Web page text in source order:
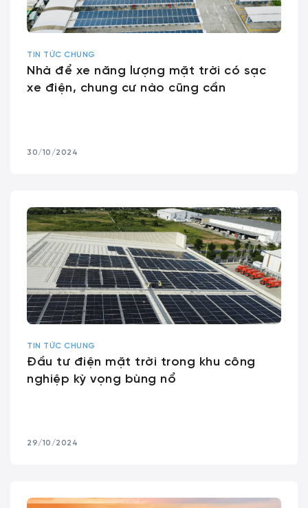
TIN TỨC CHUNG
Nhà để xe năng lượng mặt trời có sạc
xe điện, chung cư nào cũng cần
30/10/2024
TIN TỨC CHUNG
Đầu tư điện mặt trời trong khu công
nghiệp kỳ vọng bùng nổ
29/10/2024